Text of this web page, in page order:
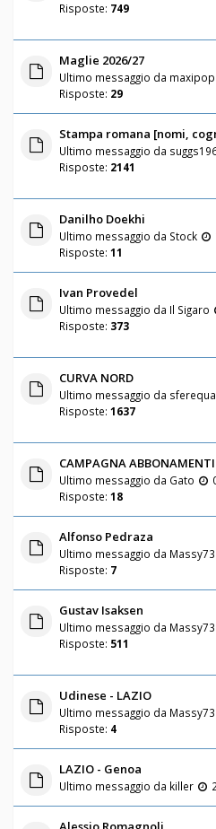
Risposte: 749
Maglie 2026/27
Ultimo messaggio da
Risposte: 29
Stampa romana [nomi,
Ultimo messaggio da
Risposte: 2141
Danilho Doekhi
Ultimo messaggio da Stock
Risposte: 11
Ivan Provedel
Ultimo messaggio da Il Sigaro
Risposte: 373
CURVA NORD
Ultimo messaggio da
Risposte: 1637
CAMPAGNA
Ultimo messaggio da Gato
Risposte: 18
Alfonso Pedraza
Ultimo messaggio da Massy73
Risposte: 7
Gustav Isaksen
Ultimo messaggio da Massy73
Risposte: 511
Udinese - LAZIO
Ultimo messaggio da Massy73
Risposte: 4
LAZIO - Genoa
Ultimo messaggio da killer